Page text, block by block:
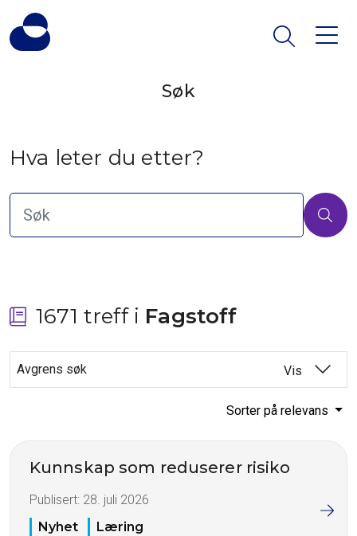
Søk
Hva leter du etter?
1671 treff i Fagstoff
Avgrens søk Vis
Sorter på relevans
Kunnskap som reduserer risiko
Publisert: 28. juli 2026
Nyhet
Læring